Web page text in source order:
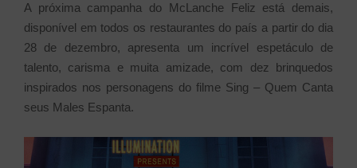
A próxima campanha do McLanche Feliz está demais,
disponível em todos os restaurantes do país a partir do dia
28 de dezembro, apresenta um incrível espetáculo de
talento, carisma e muita amizade, com dez brinquedos
inspirados nos personagens do filme Sing – Quem Canta
seus Males Espanta.